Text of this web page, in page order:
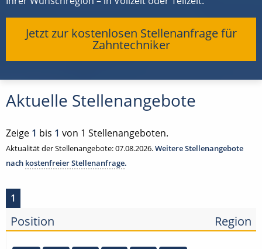
Jetzt zur kostenlosen Stellenanfrage für
Zahntechniker
Aktuelle Stellenangebote
Zeige 1 bis 1 von 1 Stellenangeboten.
Aktualität der Stellenangebote: 07.08.2026.Weitere Stellenangebote
nach kostenfreier Stellenanfrage.
1
Position Region